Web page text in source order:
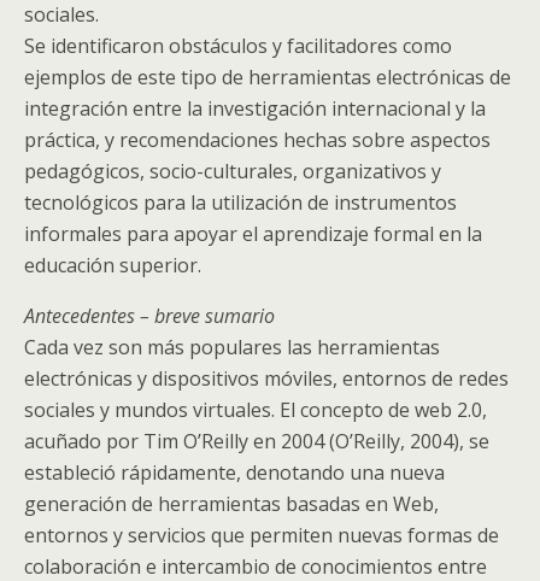
sociales.
Se identificaron obstáculos y facilitadores como
ejemplos de este tipo de herramientas electrónicas de
integración entre la investigación internacional y la
práctica, y recomendaciones hechas sobre aspectos
pedagógicos, socio-culturales, organizativos y
tecnológicos para la utilización de instrumentos
informales para apoyar el aprendizaje formal en la
educación superior.
Antecedentes – breve sumario
Cada vez son más populares las herramientas
electrónicas y dispositivos móviles, entornos de redes
sociales y mundos virtuales. El concepto de web 2.0,
acuñado por Tim O’Reilly en 2004 (O’Reilly, 2004), se
estableció rápidamente, denotando una nueva
generación de herramientas basadas en Web,
entornos y servicios que permiten nuevas formas de
colaboración e intercambio de conocimientos entre